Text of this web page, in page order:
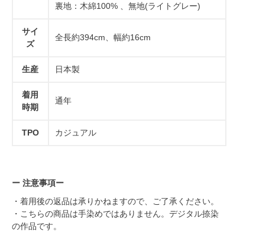
裏地：木綿100% 、無地(ライトグレー)
サイ
ズ
全長約394cm、幅約16cm
生産 日本製
着用
時期
通年
TPO カジュアル
ー 注意事項ー
・着用後の返品は承りかねますので、ご了承ください。
・こちらの商品は手染めではありません。デジタル捺染
の作品です。